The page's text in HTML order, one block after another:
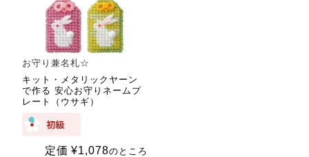
お守り兼名札☆
キット・メタリックヤーン
で作る 安心お守りネームプ
レート（ウサギ）
定価 ¥1,078のところ